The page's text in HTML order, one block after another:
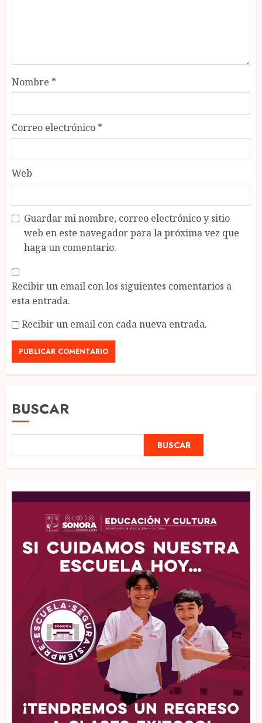
Nombre *
Correo electrónico *
Web
Guardar mi nombre, correo electrónico y sitio
web en este navegador para la próxima vez que
haga un comentario.
Recibir un email con los siguientes comentarios a
esta entrada.
Recibir un email con cada nueva entrada.
BUSCAR
BUSCAR